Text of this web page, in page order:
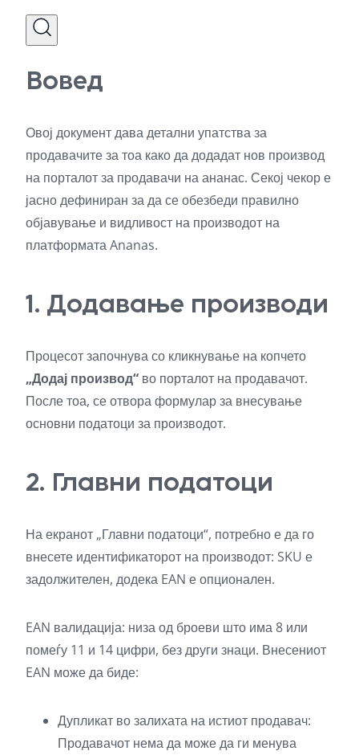
Вовед
Овој документ дава детални упатства за
продавачите за тоа како да додадат нов производ
на порталот за продавачи на ананас. Секој чекор е
јасно дефиниран за да се обезбеди правилно
објавување и видливост на производот на
платформата Ananas.
1. Додавање производи
Процесот започнува со кликнување на копчето
„Додај производ“ во порталот на продавачот.
После тоа, се отвора формулар за внесување
основни податоци за производот.
2. Главни податоци
На екранот „Главни податоци“, потребно е да го
внесете идентификаторот на производот: SKU е
задолжителен, додека EAN е опционален.
EAN валидација: низа од броеви што има 8 или
помеѓу 11 и 14 цифри, без други знаци. Внесениот
EAN може да биде:
Дупликат во залихата на истиот продавач:
Продавачот нема да може да ги менува